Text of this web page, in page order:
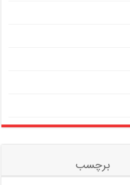
برچسب